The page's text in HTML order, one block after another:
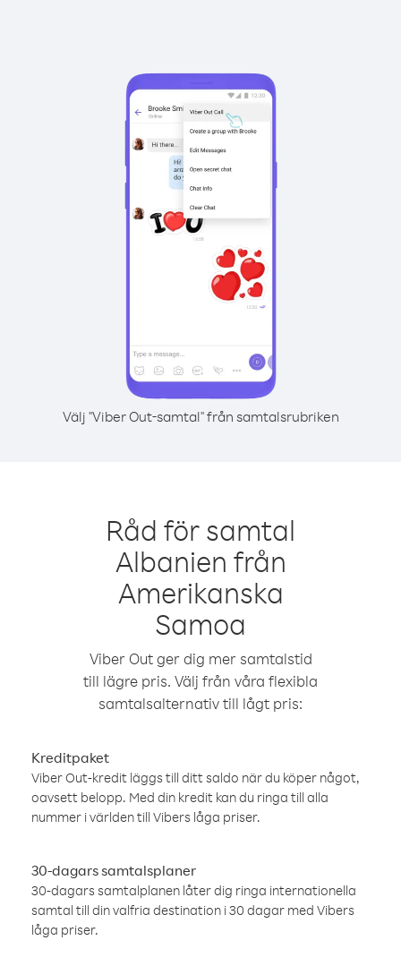
Välj "Viber Out-samtal" från samtalsrubriken
Råd för samtal
Albanien från
Amerikanska
Samoa
Viber Out ger dig mer samtalstid
till lägre pris. Välj från våra flexibla
samtalsalternativ till lågt pris:
Kreditpaket
Viber Out-kredit läggs till ditt saldo när du köper något,
oavsett belopp. Med din kredit kan du ringa till alla
nummer i världen till Vibers låga priser.
30-dagars samtalsplaner
30-dagars samtalplanen låter dig ringa internationella
samtal till din valfria destination i 30 dagar med Vibers
låga priser.